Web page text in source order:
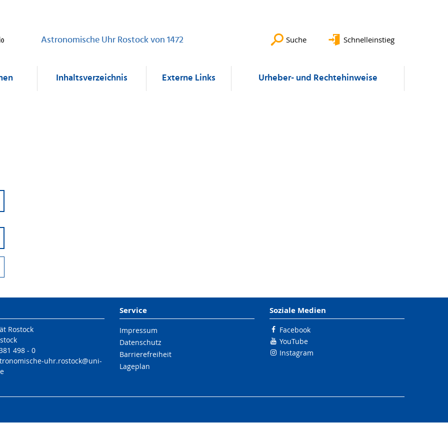
Astronomische Uhr Rostock von 1472 Suche Schnelleinstieg
Inhaltsverzeichnis Externe Links Urheber- und Rechtehinweise
Rostock
498 - 0
uhr.rostock@uni-
Service
Impressum
Datenschutz
Barrierefreiheit
Lageplan
Soziale Medien
Facebook
YouTube
Instagram